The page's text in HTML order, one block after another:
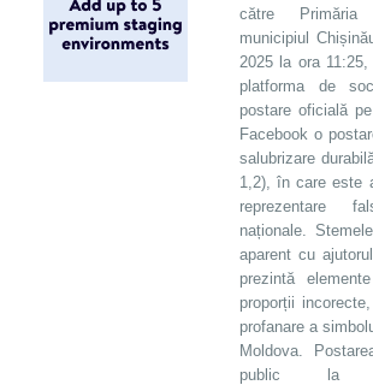
către Primăria
municipiul
2025 la ora
platforma de
postare oficială
Facebook o
salubrizare
1,2), în care este
reprezentare
naționale.
aparent cu
prezintă
proporții
profanare a
Moldova.
public la